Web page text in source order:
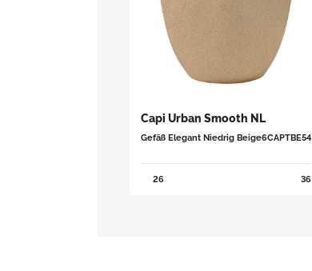
Capi Urban Smooth NL
Gefäß Elegant Niedrig Beige6CAPTBE54
26 36